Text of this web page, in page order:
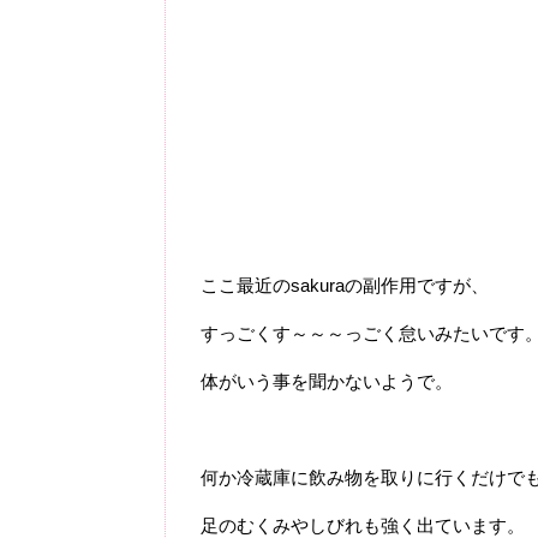
ここ最近のsakuraの副作用ですが、
すっごくす～～～っごく怠いみたいです。
体がいう事を聞かないようで。
何か冷蔵庫に飲み物を取りに行くだけで
足のむくみやしびれも強く出ています。